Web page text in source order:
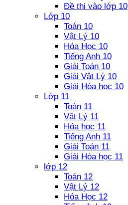
Đề thi vào lớp 10
Lớp 10
Toán 10
Vật Lý 10
Hóa Học 10
Tiếng Anh 10
Giải Toán 10
Giải Vật Lý 10
Giải Hóa học 10
Lớp 11
Toán 11
Vật Lý 11
Hóa học 11
Tiếng Anh 11
Giải Toán 11
Giải Hóa học 11
lớp 12
Toán 12
Vật Lý 12
Hóa Học 12